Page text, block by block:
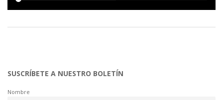
SUSCRÍBETE A NUESTRO BOLETÍN
Nombre